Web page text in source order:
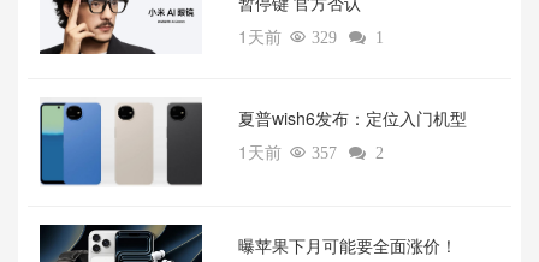
1天前  329  1
夏普wish6发布：定位入门机型
1天前  357  2
曝苹果下月可能要全面涨价！